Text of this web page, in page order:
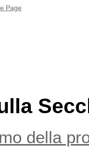
Page
della